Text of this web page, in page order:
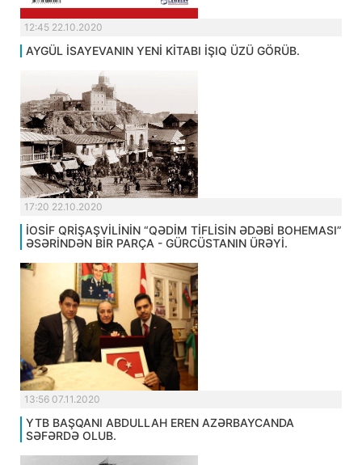
12:45 22.10.2020
AYGÜL İSAYEVANIN YENİ KİTABI İŞIQ ÜZÜ GÖRÜB.
17:20 22.10.2020
İOSİF QRİŞAŞVİLİNİN “QƏDİM TİFLİSİN ƏDƏBİ BOHEMASI”
ƏSƏRİNDƏN BİR PARÇA - GÜRCÜSTANIN ÜRƏYİ.
13:56 07.11.2020
YTB BAŞQANI ABDULLAH EREN AZƏRBAYCANDA
SƏFƏRDƏ OLUB.